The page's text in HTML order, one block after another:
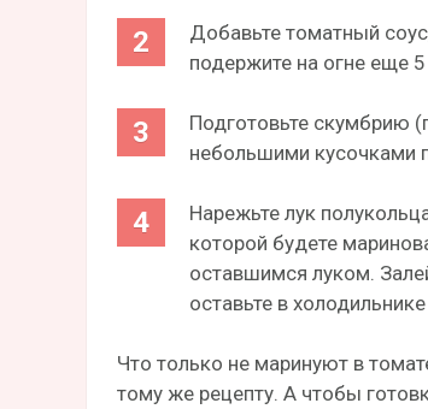
Добавьте томатный
подержите на огне еще
Подготовьте скумбрию
небольшими кусочками
Нарежьте лук
которой будете
оставшимся луком.
оставьте в
Что только не маринуют в
тому же рецепту. А чтобы